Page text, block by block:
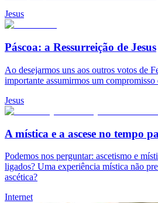
Jesus
Páscoa: a Ressurreição de Jesus
Ao desejarmos uns aos outros votos de
importante assumirmos um
Jesus
A mística e a ascese no tempo
Podemos nos perguntar: ascetismo e
ligados? Uma experiência mística não
ascética?
Internet